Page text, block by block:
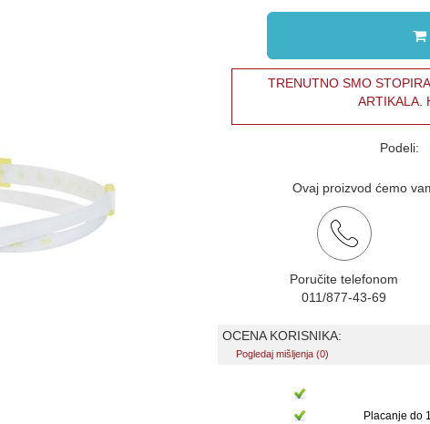
TRENUTNO SMO
ARTIKALA.
Podeli:
Ovaj proizvod ćemo
Poručite telefonom
011/877-43-69
OCENA KORISNIKA:
Pogledaj mišljenja (0)
Placanje do